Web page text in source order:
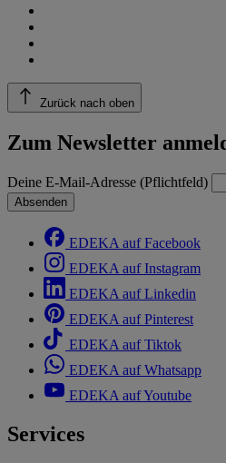
Zurück nach oben
Zum Newsletter
Deine E-Mail-Adresse (Pflichtfeld)
Absenden
EDEKA auf Facebook
EDEKA auf Instagram
EDEKA auf Linkedin
EDEKA auf Pinterest
EDEKA auf Tiktok
EDEKA auf Whatsapp
EDEKA auf Youtube
Services